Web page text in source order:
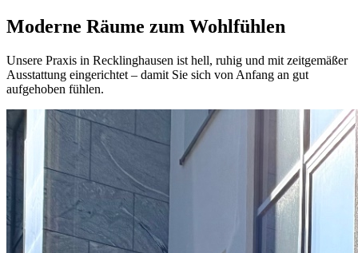
Moderne Räume zum Wohlfühlen
Unsere Praxis in Recklinghausen ist hell, ruhig und mit zeitgemäßer
Ausstattung eingerichtet – damit Sie sich von Anfang an gut
aufgehoben fühlen.